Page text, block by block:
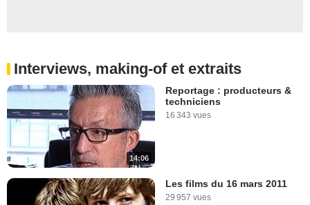
Interviews, making-of et extraits
14:06
Reportage : producteurs &
techniciens
16 343 vues
Les films du 16 mars 2011
29 957 vues